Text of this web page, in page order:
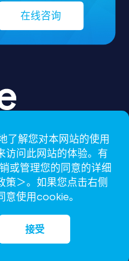
在线咨询
号
All Rights Reserved.
了解您对本网站的使用
访问此网站的体验。有
或管理您的同意的详细
策＞。如果您点击右侧
意使用cookie。
接受